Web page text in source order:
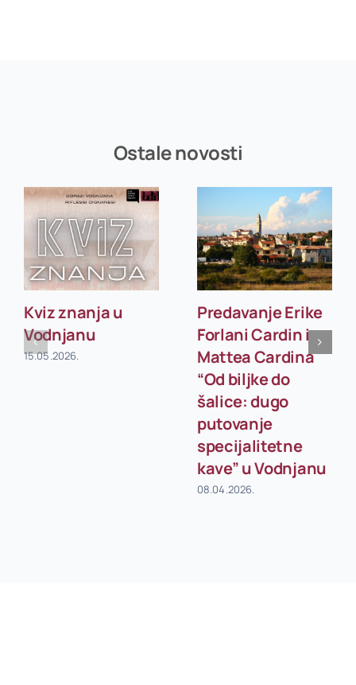
Ostale novosti
Kviz znanja u
Vodnjanu
15.05.2026.
Predavanje Erike
Forlani Cardin i
Mattea Cardina
“Od biljke do
šalice: dugo
putovanje
specijalitetne
kave” u Vodnjanu
08.04.2026.